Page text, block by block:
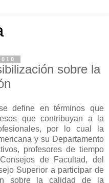
sobre la
define en términos que
que contribuyan a la
por lo cual la
y su Departamento
profesores de tiempo
de Facultad, del
Superior a participar de
sobre la calidad de la